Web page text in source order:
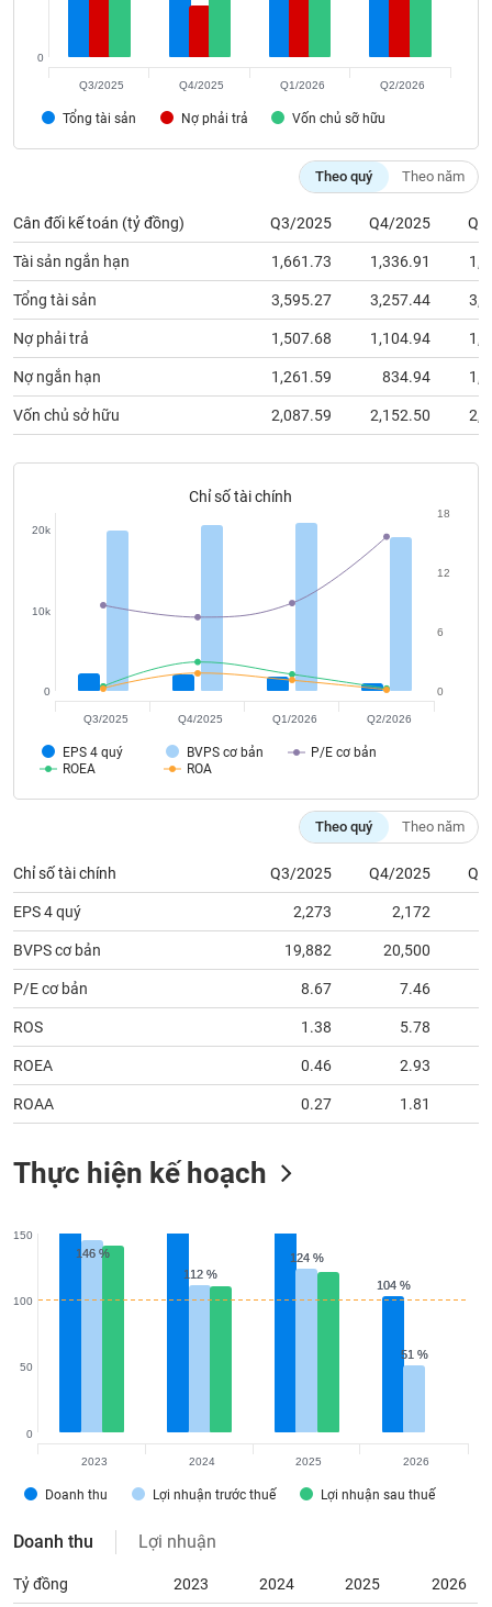
Tổng tài sản Nợ phải trả Vốn chủ sỡ hữu
0
Q3/2025 Q4/2025 Q1/2026 Q2/2026
Theo quý Theo năm
Cân đối kế toán (tỷ đồng) Q3/2025 Q4/2025
Tài sản ngắn hạn 1,661.73 1,336.91
Tổng tài sản 3,595.27 3,257.44
Nợ phải trả 1,507.68 1,104.94
Nợ ngắn hạn 1,261.59 834.94
Vốn chủ sở hữu 2,087.59 2,152.50
Chỉ số tài chính
EPS 4 quý BVPS cơ bản
P/E cơ bản
ROEA
ROA
0
10k
20k
0
6
12
18
Q3/2025 Q4/2025 Q1/2026 Q2/2026
Theo quý Theo năm
Chỉ số tài chính Q3/2025 Q4/2025
EPS 4 quý 2,273 2,172
BVPS cơ bản 19,882 20,500
P/E cơ bản 8.67 7.46
ROS 1.38 5.78
ROEA 0.46 2.93
ROAA 0.27 1.81
Thực hiện kế hoạch
104 %
104 %
146 %
146 %
112 %
112 %
124 %
124 %
51 %
51 %
Doanh thu Lợi nhuận trước thuế Lợi nhuận sau thuế
0
50
100
150
2023 2024 2025 2026
Doanh thu Lợi nhuận
Tỷ đồng 2023 2024 2025
2026
chính
đầu
Truyền
thông
tài
chính
Dữ